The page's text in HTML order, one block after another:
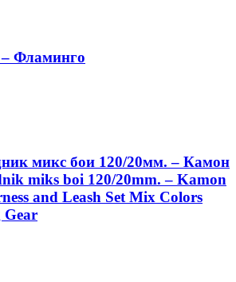
– Фламинго
микс бои 120/20мм. – Камон
miks boi 120/20mm. – Kamon
and Leash Set Mix Colors
Gear